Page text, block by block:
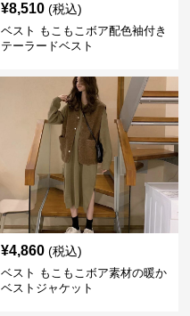
¥8,510 (税込)
ベスト もこもこボア配色袖付き
テーラードベスト
¥4,860 (税込)
ベスト もこもこボア素材の暖か
ベストジャケット